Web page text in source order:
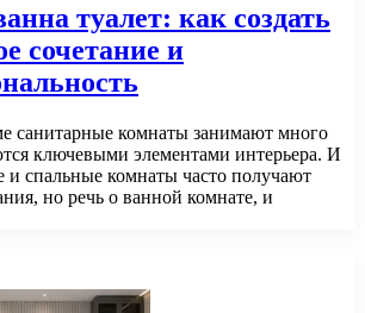
туалет: как создать
сочетание и
санитарные комнаты занимают много
ключевыми элементами интерьера. И
и спальные комнаты часто получают
но речь о ванной комнате, и